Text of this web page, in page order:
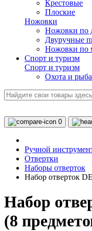
Крестовые
Плоские
Ножовки
Ножовки по
Двуручные
Ножовки по
Спорт и туризм
Спорт и туризм
Охота и
0
Ручной
Отвертки
Наборы отверток
Набор отверток
Набор
(8